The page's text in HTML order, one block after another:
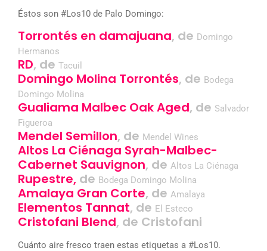
Éstos son #Los10 de Palo Domingo:
Torrontés en damajuana, de Domingo
Hermanos
RD, de Tacuil
Domingo Molina Torrontés, de Bodega
Domingo Molina
Gualiama Malbec Oak Aged, de Salvador
Figueroa
Mendel Semillon, de Mendel Wines
Altos La Ciénaga Syrah-Malbec-
Cabernet Sauvignon, de Altos La Ciénaga
Rupestre, de Bodega Domingo Molina
Amalaya Gran Corte, de Amalaya
Elementos Tannat, de El Esteco
Cristofani Blend, de Cristofani
Cuánto aire fresco traen estas etiquetas a #Los10.